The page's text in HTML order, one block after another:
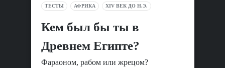
ТЕСТЫ АФРИКА XIV ВЕК ДО Н.Э.
Кем был бы ты в
Древнем Египте?
Фараоном, рабом или жрецом?